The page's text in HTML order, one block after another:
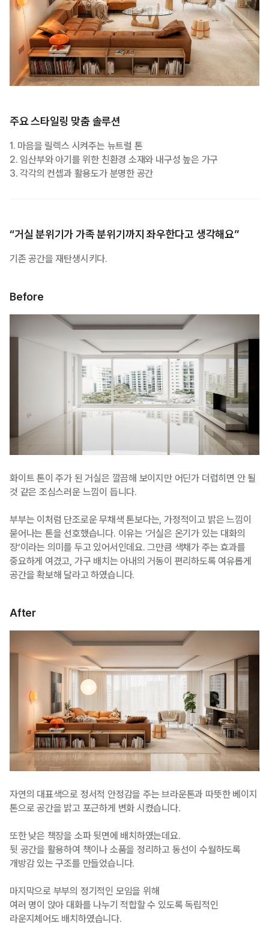
주요 스타일링 맞춤 솔루션
1. 마음을 릴렉스 시켜주는 뉴트럴 톤
2. 임산부와 아기를 위한 친환경 소재와 내구성 높은 가구
3. 각각의 컨셉과 활용도가 분명한 공간
“거실 분위기가 가족 분위기까지 좌우한다고 생각해요”
기존 공간을 재탄생시키다.
Before
화이트 톤이 주가 된 거실은 깔끔해 보이지만 어딘가 더럽히면 안 될
것 같은 조심스러운 느낌이 듭니다.
부부는 이처럼 단조로운 무채색 톤보다는, 가정적이고 밝은 느낌이
묻어나는 톤을 선호했습니다. 이유는 ‘거실은 온기가 있는 대화의
장’이라는 의미를 두고 있어서인데요. 그만큼 색채가 주는 효과를
중요하게 여겼고, 가구 배치는 아내의 거동이 편리하도록 여유롭게
공간을 확보해 달라고 하였습니다.
After
자연의 대표색으로 정서적 안정감을 주는 브라운톤과 따뜻한 베이지
톤으로 공간을 밝고 포근하게 변화 시켰습니다.
또한 낮은 책장을 소파 뒷면에 배치하였는데요.
뒷 공간을 활용하여 책이나 소품을 정리하고 동선이 수월하도록
개방감 있는 구조를 만들었습니다.
마지막으로 부부의 정기적인 모임을 위해
여러 명이 앉아 대화를 나누기 적합할 수 있도록 독립적인
라운지체어도 배치하였습니다.